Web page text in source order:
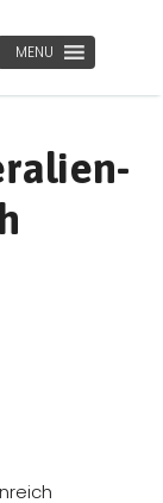
MENU